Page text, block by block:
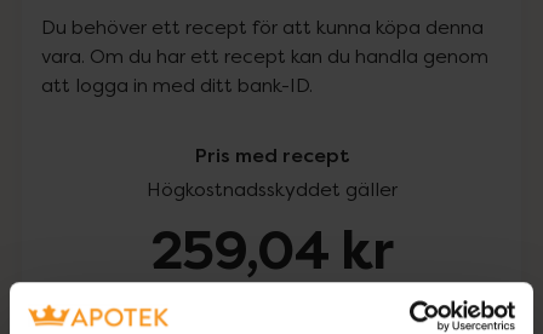
Du behöver ett recept för att kunna köpa denna
vara. Om du har ett recept kan du handla genom
att logga in med ditt bank-ID.
Pris med recept
Högkostnadsskyddet gäller
259,04 kr